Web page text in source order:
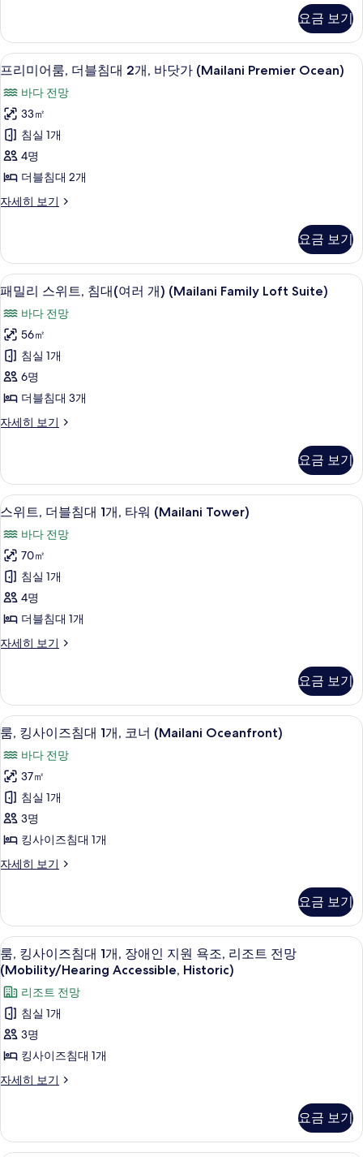
대
1
개,
바
닷
가
(Mailani
Premier
Ocean)
모
두
보
기
룸,
킹
사
즈
침
대
개,
바
닷
가
자
세
히
보
기
요금 보기
프
미
어
룸,
더
침
2
개,
바
닷
가
(Mailani
Premier
Ocean)
진
두
보
기
프리미어룸, 더블침대 2개, 바닷가
5
프리미어룸, 더블침대 2개, 바닷가 (Mailani Premier Ocean)
바다 전망
33㎡
침실 1개
4명
더블침대 2개
자세히 보기
프
룸,
더
블
침
대
2
개,
바
닷
가
(Mailani
Premier
히
보
기
요금 보기
패
밀
리
스
위
트,
대
러
개)
(Mailani
Family
Loft
Suite)
사
진
두
기
패밀리 스위트, 침대(여러 개)
7
패밀리 스위트, 침대(여러 개) (Mailani Family Loft Suite)
바다 전망
56㎡
침실 1개
6명
더블침대 3개
자세히 보기
패
위
트,
침
(여
러
개)
(Mailani
Family
Loft
Suite)
자
기
요금 보기
스
트,
더
블
침
1
타
워
(Mailani
Tower)
사
진
모
두
보
저자극성 침구, 오리/거위털 이불, 객실
7
스위트, 더블침대 1개, 타워 (Mailani Tower)
바다 전망
70㎡
침실 1개
4명
더블침대 1개
자세히 보기
스
블
침
대
1
개,
타
워
(Mailani
Tower)
자
세
히
요금 보기
룸,
킹
사
이
즈
침
1
코
너
(Mailani
Oceanfront)
사
진
모
두
보
룸, 킹사이즈침대 1개, 코너 (Mailani
6
룸, 킹사이즈침대 1개, 코너 (Mailani Oceanfront)
바다 전망
37㎡
침실 1개
3명
킹사이즈침대 1개
자세히 보기
룸,
즈
침
대
1
개,
코
너
(Mailani
Oceanfront)
자
히
요금 보기
룸,
킹
사
이
즈
침
대
장
저자극성 침구, 오리/거위털 이불, 객실
4
룸, 킹사이즈침대 1개, 장애인 지원 욕조, 리조트 전망
(Mobility/Hearing Accessible, Historic)
리조트 전망
침실 1개
3명
킹사이즈침대 1개
자세히 보기
룸,
즈
침
요금 보기